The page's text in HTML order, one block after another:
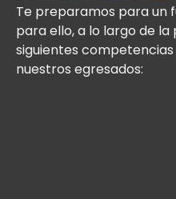
Te preparamos para un
para ello, a lo largo de
siguientes
nuestros egresados: